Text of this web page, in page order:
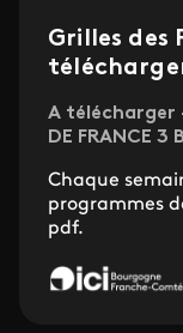
Grilles des
A télécharger -
DE FRANCE 3
Chaque
programmes
pdf.